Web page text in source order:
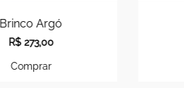
Brinco Argó
R$273,00
Comprar